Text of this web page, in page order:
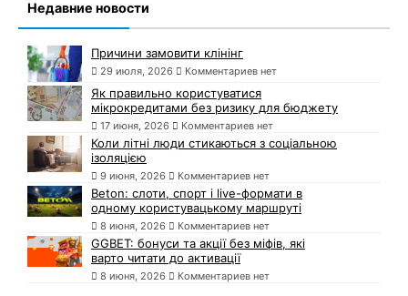
Недавние новости
Причини замовити клінінг
29 июля, 2026 Комментариев нет
Як правильно користуватися
мікрокредитами без ризику для бюджету
17 июня, 2026 Комментариев нет
Коли літні люди стикаються з соціальною
ізоляцією
9 июня, 2026 Комментариев нет
Beton: слоти, спорт і live-формати в
одному користувацькому маршруті
8 июня, 2026 Комментариев нет
GGBET: бонуси та акції без міфів, які
варто читати до активації
8 июня, 2026 Комментариев нет